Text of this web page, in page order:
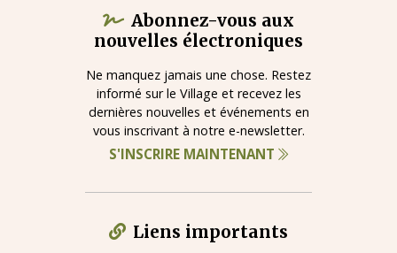
Abonnez-vous aux
nouvelles électroniques
Ne manquez jamais une chose. Restez
informé sur le Village et recevez les
dernières nouvelles et événements en
vous inscrivant à notre e-newsletter.
S'INSCRIRE MAINTENANT
Liens importants